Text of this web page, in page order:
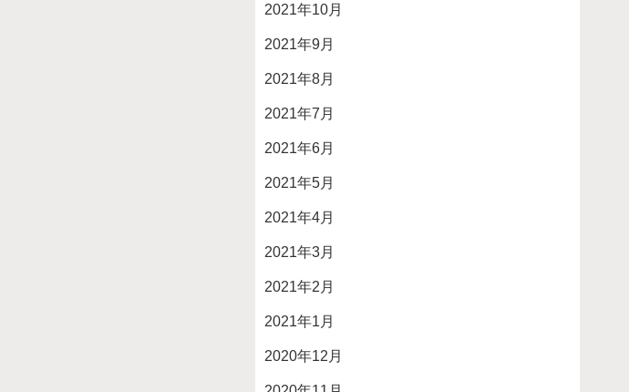
2021年10月
2021年9月
2021年8月
2021年7月
2021年6月
2021年5月
2021年4月
2021年3月
2021年2月
2021年1月
2020年12月